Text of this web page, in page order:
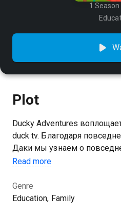
1 Season
Plot
Ducky Adventures
duck tv. Благодаря
Даки мы узнаем о
малышей в милой и
малышей, как справляться
помогать в разрешении
Read more
Genre
Education, Family